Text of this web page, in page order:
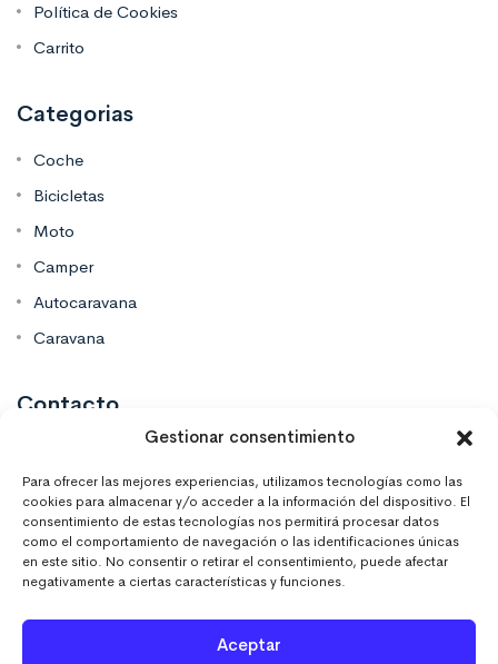
Gestionar consentimiento
Para ofrecer las mejores experiencias, utilizamos tecnologías como las
cookies para almacenar y/o acceder a la información del dispositivo. El
consentimiento de estas tecnologías nos permitirá procesar datos
como el comportamiento de navegación o las identificaciones únicas
en este sitio. No consentir o retirar el consentimiento, puede afectar
negativamente a ciertas características y funciones.
Aceptar
Política de Cookies
Carrito
Categorias
Coche
Bicicletas
Moto
Camper
Autocaravana
Caravana
Contacto
637 671 470